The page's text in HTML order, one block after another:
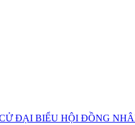
ĐẠI BIỂU HỘI ĐỒNG